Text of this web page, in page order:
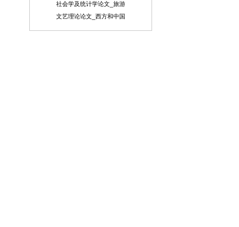
社会学及统计学论文_旅游
文艺理论论文_西方和中国